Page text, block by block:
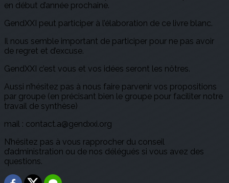
en début d’année prochaine.
GendXXI peut participer à l’élaboration de ce livre blanc.
Il nous semble important de participer pour ne pas avoir
de regret et d’excuse.
GendXXI c’est vous et vos idées seront les nôtres.
Aussi n’hésitez pas à nous faire parvenir vos propositions
par groupe (en précisant bien le groupe pour faciliter notre
travail de synthèse)
mail : contact.a@gendxxi.org
N’hésitez pas à vous rapprocher du conseil
d’administration ou de nos délégués si vous avez des
questions.